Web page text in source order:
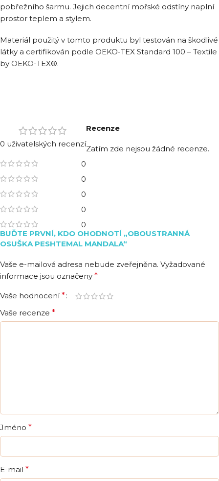
pobřežního šarmu. Jejich decentní mořské odstíny naplní
prostor teplem a stylem.
Materiál použitý v tomto produktu byl testován na škodlivé
látky a certifikován podle OEKO-TEX Standard 100 – Textile
by OEKO-TEX®.
0 uživatelských recenzí
0
0
0
0
0
Recenze
Zatím zde nejsou žádné recenze.
BUĎTE PRVNÍ, KDO OHODNOTÍ „OBOUSTRANNÁ
OSUŠKA PESHTEMAL MANDALA“
Vaše e-mailová adresa nebude zveřejněna. Vyžadované
informace jsou označeny *
Vaše hodnocení*
Vaše recenze *
Jméno *
E-mail *